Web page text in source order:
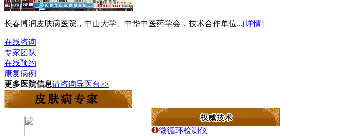
长春博润皮肤病医院，中山大学、中华中医药学会，技术合作单位...[详情]
在线咨询
专家团队
在线预约
康复病例
更多医院信息请咨询导医台>>
微循环检测仪